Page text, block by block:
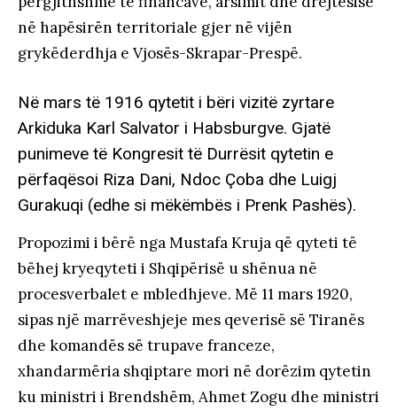
në hapësirën territoriale gjer në vijën
grykëderdhja e Vjosës-Skrapar-Prespë.
Në mars të 1916 qytetit i bëri vizitë zyrtare
Arkiduka Karl Salvator i Habsburgve. Gjatë
punimeve të Kongresit të Durrësit qytetin e
përfaqësoi Riza Dani, Ndoc Çoba dhe Luigj
Gurakuqi (edhe si mëkëmbës i Prenk Pashës).
Propozimi i bërë nga Mustafa Kruja që qyteti të
bëhej kryeqyteti i Shqipërisë u shënua në
procesverbalet e mbledhjeve. Më 11 mars 1920,
sipas një marrëveshjeje mes qeverisë së Tiranës
dhe komandës së trupave franceze,
xhandarmëria shqiptare mori në dorëzim qytetin
ku ministri i Brendshëm, Ahmet Zogu dhe ministri